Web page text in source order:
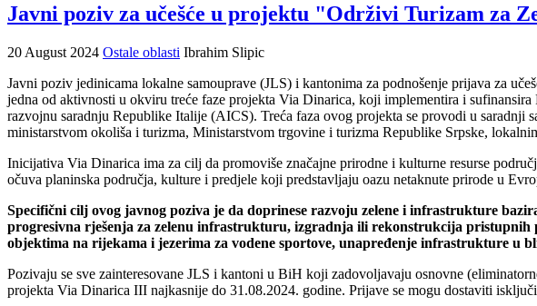
Javni poziv za učešće u projektu "Održivi Turizam za
20 August 2024 Ostale oblasti Ibrahim Slipic
Javni poziv jedinicama lokalne samouprave (JLS) i kantonima za podnošenje prijava za
jedna od aktivnosti u okviru treće faze projekta Via Dinarica, koji implementira i
razvojnu saradnju Republike Italije (AICS). Treća faza ovog projekta se provodi u
ministarstvom okoliša i turizma, Ministarstvom trgovine i turizma Republike Srpske,
Inicijativa Via Dinarica ima za cilj da promoviše značajne prirodne i kulturne resurse
očuva planinska područja, kulture i predjele koji predstavljaju oazu netaknute prirode u
Specifični cilj ovog javnog poziva je da doprinese razvoju zelene i infrastrukture
progresivna rješenja za zelenu infrastrukturu, izgradnja ili rekonstrukcija
objektima na rijekama i jezerima za vodene sportove, unapređenje infrastrukture
Pozivaju se sve zainteresovane JLS i kantoni u BiH koji zadovoljavaju osnovne
projekta Via Dinarica III najkasnije do 31.08.2024. godine. Prijave se mogu dostaviti